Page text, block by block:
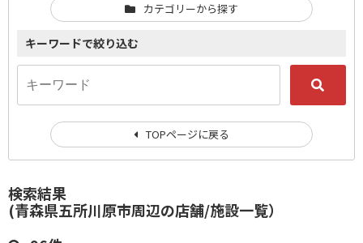
検索結果
(青森県五所川原市周辺の店舗/施設一覧）
カテゴリーから探す
キーワードで絞り込む
TOPページに戻る